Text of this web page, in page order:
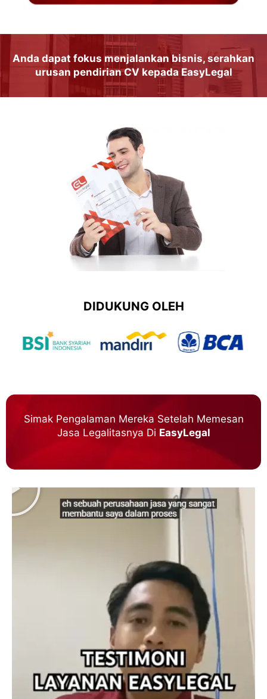
Anda dapat fokus menjalankanbisnis, serahkan
urusan pendirian CV kepada EasyLegal
DIDUKUNG OLEH
Simak Pengalaman Mereka Setelah Memesan
Jasa Legalitasnya Di EasyLegal